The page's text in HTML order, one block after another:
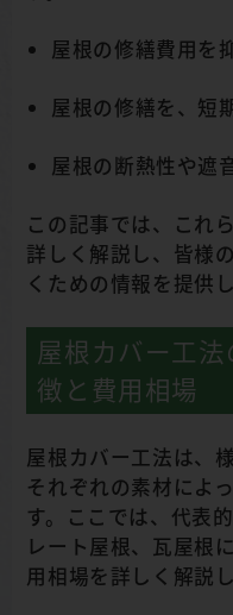
屋根の修繕費用を
屋根の修繕を、短
屋根の断熱性や遮
この記事では、これ
詳しく解説し、皆様
くための情報を提供し
屋根カバー工
徴と費用相場
屋根カバー工法は、
それぞれの素材によ
す。ここでは、代表
レート屋根、瓦屋根
用相場を詳しく解説し